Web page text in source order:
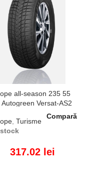
all-season 235 55
Versat-AS2
Turisme
317.02 lei
Compară